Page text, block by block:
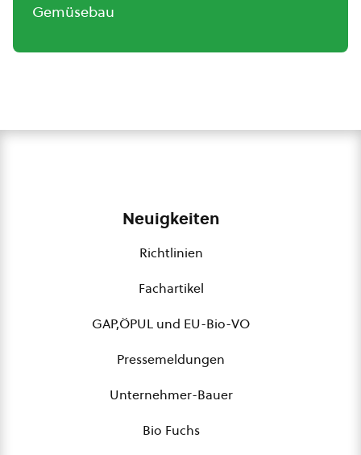
Gemüsebau
Neuigkeiten
Richtlinien
Fachartikel
GAP,ÖPUL und EU-Bio-VO
Pressemeldungen
Unternehmer-Bauer
Bio Fuchs